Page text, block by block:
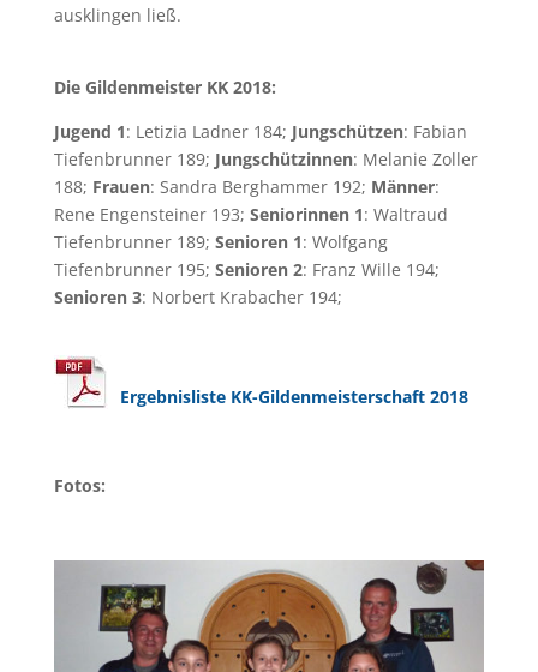
ausklingen ließ.
Die Gildenmeister KK 2018:
Jugend 1: Letizia Ladner 184; Jungschützen: Fabian
Tiefenbrunner 189; Jungschützinnen: Melanie Zoller
188; Frauen: Sandra Berghammer 192; Männer:
Rene Engensteiner 193; Seniorinnen 1: Waltraud
Tiefenbrunner 189; Senioren 1: Wolfgang
Tiefenbrunner 195; Senioren 2: Franz Wille 194;
Senioren 3: Norbert Krabacher 194;
Ergebnisliste KK-Gildenmeisterschaft 2018
Fotos: